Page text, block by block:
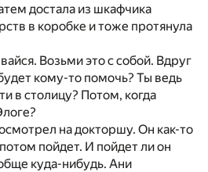
достала из шкафчика
в коробке и тоже протянула
Возьми это с собой. Вдруг
кому-то помочь? Ты ведь
в столицу? Потом, когда
на докторшу. Он как-то
пойдет. И пойдет ли он
куда-нибудь. Ани